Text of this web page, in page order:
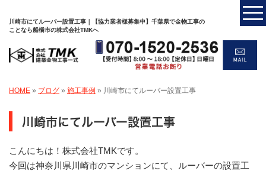
川崎市にてルーバー設置工事｜【協力業者様募集中】千葉県で金物工事の
ことなら船橋市の株式会社TMKへ
HOME » ブログ » 施工事例 » 川崎市にてルーバー設置工事
川崎市にてルーバー設置工事
こんにちは！株式会社TMKです。
今回は神奈川県川崎市のマンションにて、ルーバーの設置工